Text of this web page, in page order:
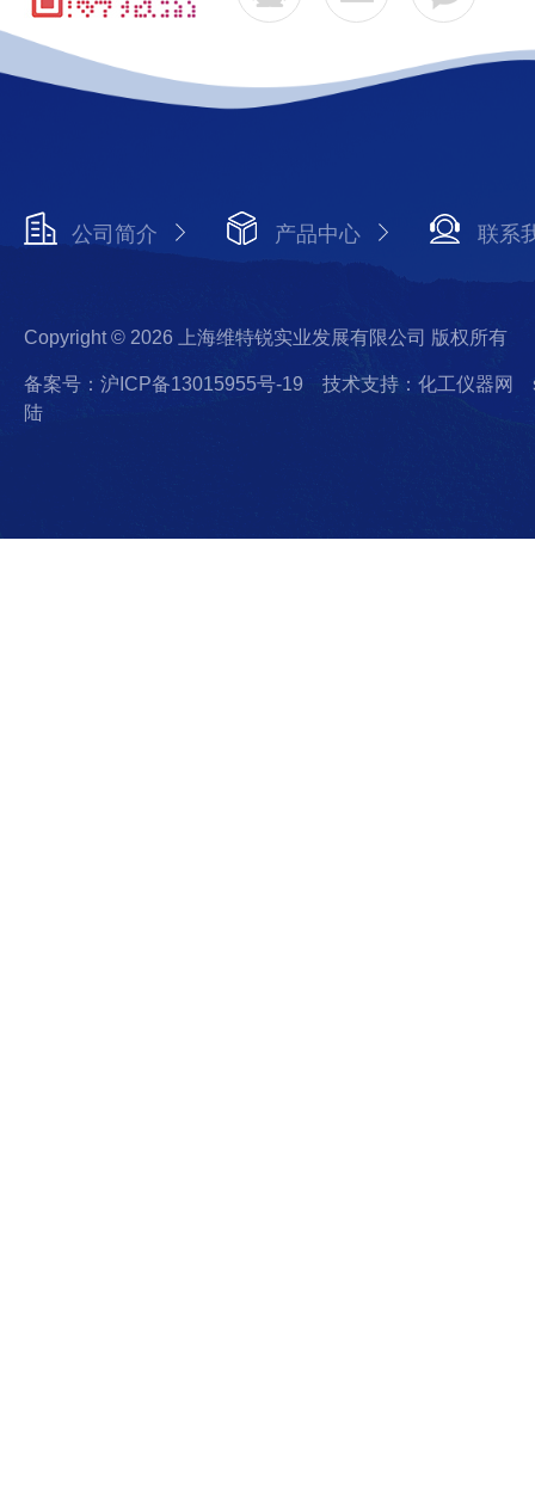
公司简介 产品中心 联系
Copyright © 2026 上海维特锐实业发展有限公司 版权所有
备案号：沪ICP备13015955号-19 技术支持：化工仪器网
陆